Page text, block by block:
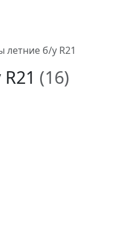
б/у R21
(16)